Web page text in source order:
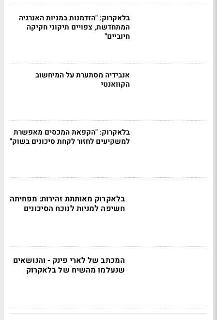
בלאקרוק: "הזדמנות במניות האנרגיה
המתחדשת, צפויים תיקוני חקיקה
חיוביים"
אנבידיה מסתערת על המיחשוב
הקוואנטי
בלאקרוק: "הקפאת המכסים מאפשרת
למשקיעים לחזור לקחת סיכונים בשוק"
בלאקרוק מאותתת זהירות: מפחיתה
חשיפה למניות לנוכח הסיכונים
המכתב של לארי פינק - והנושאים
שנעלמו מהשיח של בלאקרוק